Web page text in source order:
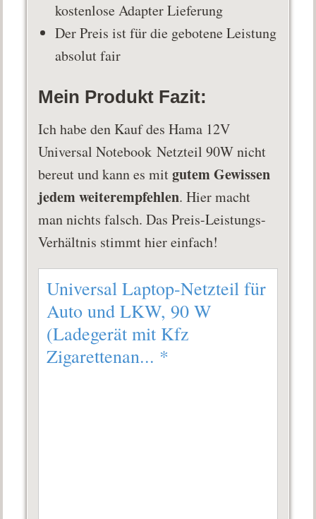
kostenlose Adapter Lieferung
Der Preis ist für die gebotene Leistung
absolut fair
Mein Produkt Fazit:
Ich habe den Kauf des Hama 12V
Universal Notebook Netzteil 90W nicht
bereut und kann es mitgutem Gewissen
jedem weiterempfehlen. Hier macht
man nichts falsch. Das Preis-Leistungs-
Verhältnis stimmt hier einfach!
Universal Laptop-Netzteil für
Auto und LKW, 90 W
(Ladegerät mit Kfz
Zigarettenan... *